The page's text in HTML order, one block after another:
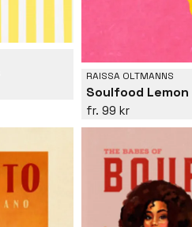
RAISSA OLTMANNS
Soulfood Lemon
99 kr